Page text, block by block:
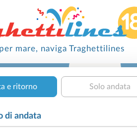
mare, naviga Traghettilines
e ritorno Solo andata
di andata